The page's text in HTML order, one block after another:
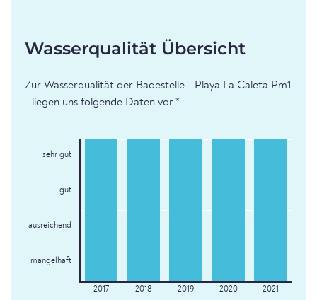
Wasserqualität Übersicht
Zur Wasserqualität der Badestelle - Playa La Caleta Pm1
- liegen uns folgende Daten vor.*
sehr gut
gut
ausreichend
mangelhaft